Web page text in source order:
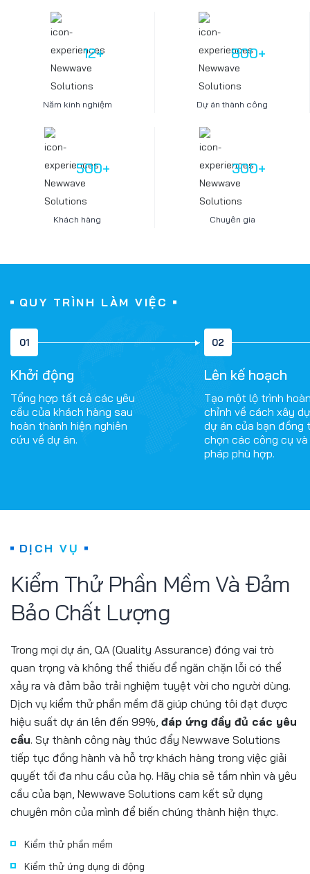
12+
Năm kinh nghiệm
800+
Dự án thành công
500+
Khách hàng
300+
Chuyên gia
QUY TRÌNH LÀM VIỆC
01
Khởi động
Tổng hợp tất cả các yêu
cầu của khách hàng sau
hoàn thành hiện nghiên
cứu về dự án.
02
Lên kế hoạch
Tạo một lộ trình
chỉnh về cách xây
dự án của bạn đồng
chọn các công cụ và
pháp phù hợp.
DỊCH VỤ
Kiểm Thử Phần Mềm Và Đảm
Bảo Chất Lượng
Trong mọi dự án, QA (Quality Assurance) đóng vai trò
quan trọng và không thể thiếu để ngăn chặn lỗi có thể
xảy ra và đảm bảo trải nghiệm tuyệt vời cho người dùng.
Dịch vụ kiểm thử phần mềm đã giúp chúng tôi đạt được
hiệu suất dự án lên đến 99%, đáp ứng đầy đủ các yêu
cầu. Sự thành công này thúc đẩy Newwave Solutions
tiếp tục đồng hành và hỗ trợ khách hàng trong việc giải
quyết tối đa nhu cầu của họ. Hãy chia sẻ tầm nhìn và yêu
cầu của bạn, Newwave Solutions cam kết sử dụng
chuyên môn của mình để biến chúng thành hiện thực.
Kiểm thử phần mềm
Kiểm thử ứng dụng di động